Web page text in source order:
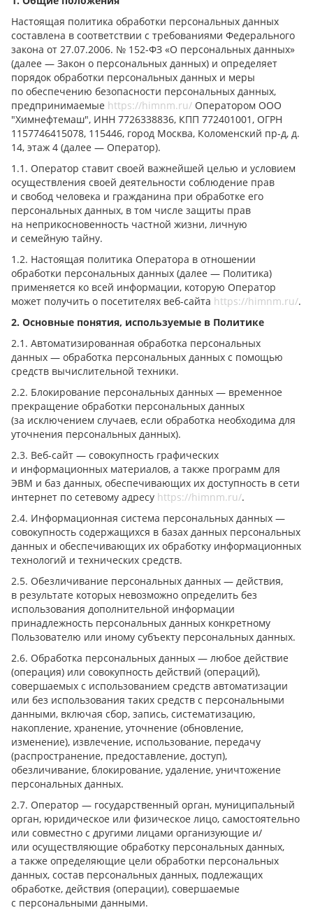
Настоящая политика обработки персональных данных
составлена в соответствии с требованиями Федерального
закона от 27.07.2006. № 152-ФЗ «О персональных данных»
(далее — Закон о персональных данных) и определяет
порядок обработки персональных данных и меры
по обеспечению безопасности персональных данных,
предпринимаемые https://himnm.ru/ Оператором ООО
"Химнефтемаш", ИНН 7726338836, КПП 772401001, ОГРН
1157746415078, 115446, город Москва, Коломенский пр-д, д.
14, этаж 4 (далее — Оператор).
1.1. Оператор ставит своей важнейшей целью и условием
осуществления своей деятельности соблюдение прав
и свобод человека и гражданина при обработке его
персональных данных, в том числе защиты прав
на неприкосновенность частной жизни, личную
и семейную тайну.
1.2. Настоящая политика Оператора в отношении
обработки персональных данных (далее — Политика)
применяется ко всей информации, которую Оператор
может получить о посетителях веб-сайта https://himnm.ru/.
2. Основные понятия, используемые в Политике
2.1. Автоматизированная обработка персональных
данных — обработка персональных данных с помощью
средств вычислительной техники.
2.2. Блокирование персональных данных — временное
прекращение обработки персональных данных
(за исключением случаев, если обработка необходима для
уточнения персональных данных).
2.3. Веб-сайт — совокупность графических
и информационных материалов, а также программ для
ЭВМ и баз данных, обеспечивающих их доступность в сети
интернет по сетевому адресу https://himnm.ru/.
2.4. Информационная система персональных данных —
совокупность содержащихся в базах данных персональных
данных и обеспечивающих их обработку информационных
технологий и технических средств.
2.5. Обезличивание персональных данных — действия,
в результате которых невозможно определить без
использования дополнительной информации
принадлежность персональных данных конкретному
Пользователю или иному субъекту персональных данных.
2.6. Обработка персональных данных — любое действие
(операция) или совокупность действий (операций),
совершаемых с использованием средств автоматизации
или без использования таких средств с персональными
данными, включая сбор, запись, систематизацию,
накопление, хранение, уточнение (обновление,
изменение), извлечение, использование, передачу
(распространение, предоставление, доступ),
обезличивание, блокирование, удаление, уничтожение
персональных данных.
2.7. Оператор — государственный орган, муниципальный
орган, юридическое или физическое лицо, самостоятельно
или совместно с другими лицами организующие и/
или осуществляющие обработку персональных данных,
а также определяющие цели обработки персональных
данных, состав персональных данных, подлежащих
обработке, действия (операции), совершаемые
с персональными данными.